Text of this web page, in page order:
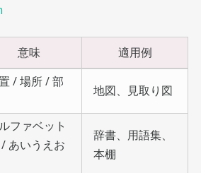
意味 適用例
/ 場所 / 部
地図、見取り図
ファベット
あいうえお
辞書、用語集、
本棚